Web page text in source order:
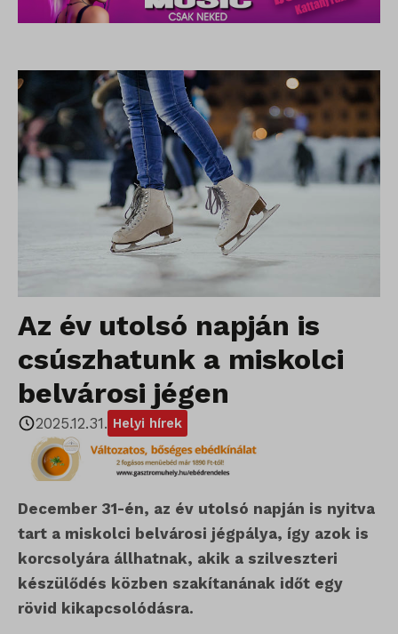
Az év utolsó napján is
csúszhatunk a miskolci
belvárosi jégen
2025.12.31. Helyi hírek
December 31-én, az év utolsó napján is nyitva
tart a miskolci belvárosi jégpálya, így azok is
korcsolyára állhatnak, akik a szilveszteri
készülődés közben szakítanának időt egy
rövid kikapcsolódásra.